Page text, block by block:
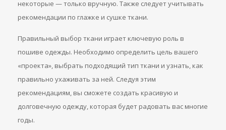
некоторые — только вручную. Также следует учитывать
рекомендации по глажке и сушке ткани.
Правильный выбор ткани играет ключевую роль в
пошиве одежды. Необходимо определить цель вашего
«проекта», выбрать подходящий тип ткани и узнать, как
правильно ухаживать за ней. Следуя этим
рекомендациям, вы сможете создать красивую и
долговечную одежду, которая будет радовать вас многие
годы.